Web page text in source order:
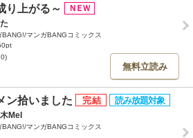
り上がる～
マンガBANGコミックス
無料立読み
ン拾いました
MeI
マンガBANGコミックス